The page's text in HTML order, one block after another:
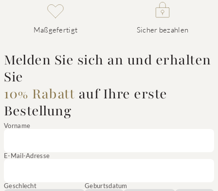
Maßgefertigt Sicher bezahlen
Melden Sie sich an und erhalten
Sie
10% Rabatt auf Ihre erste
Bestellung
Vorname
E-Mail-Adresse
Geschlecht Geburtsdatum